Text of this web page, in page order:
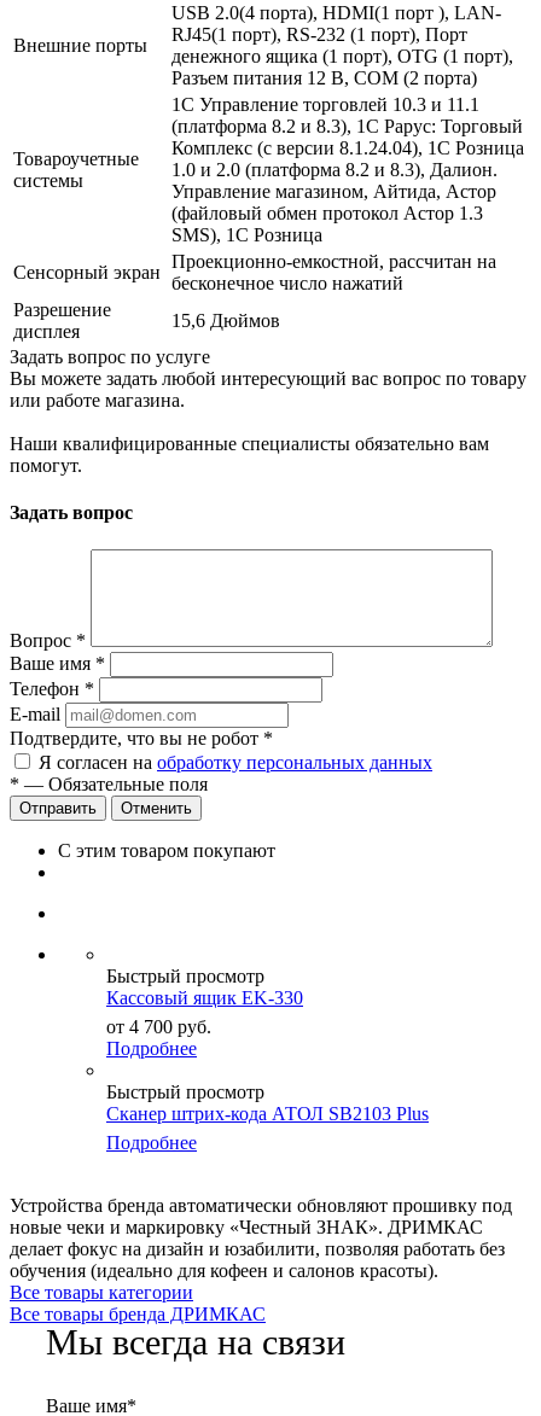
Внешние порты
USB 2.0(4 порта), HDMI(1 порт ), LAN-
RJ45(1 порт), RS-232 (1 порт), Порт
денежного ящика (1 порт), OTG (1 порт),
Разъем питания 12 В, COM (2 порта)
Товароучетные
системы
1С Управление торговлей 10.3 и 11.1
(платформа 8.2 и 8.3), 1С Рарус: Торговый
Комплекс (с версии 8.1.24.04), 1С Розница
1.0 и 2.0 (платформа 8.2 и 8.3), Далион.
Управление магазином, Айтида, Астор
(файловый обмен протокол Астор 1.3
SMS), 1С Розница
Сенсорный экран
Проекционно-емкостной, рассчитан на
бесконечное число нажатий
Разрешение
дисплея
15,6 Дюймов
Задать вопрос по услуге
Вы можете задать любой интересующий вас вопрос по товару
или работе магазина.
Наши квалифицированные специалисты обязательно вам
помогут.
Задать вопрос
Вопрос *
Ваше имя *
Телефон *
E-mail
Подтвердите, что вы не робот *
Я согласен на обработку персональных данных
* — Обязательные поля
Отправить Отменить
С этим товаром покупают
Быстрый просмотр
Кассовый ящик EK-330
от 4 700 руб.
Подробнее
Быстрый просмотр
Сканер штрих-кода АТОЛ SB2103 Plus
Подробнее
Устройства бренда автоматически обновляют прошивку под
новые чеки и маркировку «Честный ЗНАК». ДРИМКАС
делает фокус на дизайн и юзабилити, позволяя работать без
обучения (идеально для кофеен и салонов красоты).
Все товары категории
Все товары бренда ДРИМКАС
Мы всегда на связи
Ваше имя*